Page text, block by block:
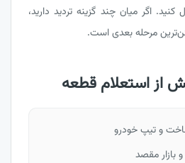
اگر میان چند گزینه تردید دارید،
مرحله بعدی است.
از استعلام قطعه
و تیپ خودرو
مقصد